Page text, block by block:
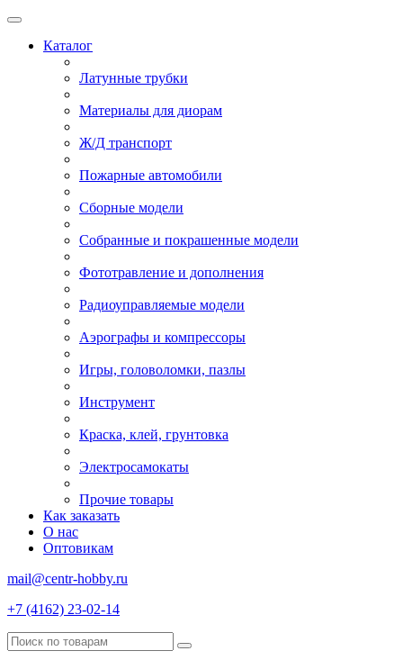
Каталог
Латунные трубки
Материалы для диорам
Ж/Д транспорт
Пожарные автомобили
Сборные модели
Собранные и покрашенные модели
Фототравление и дополнения
Радиоуправляемые модели
Аэрографы и компрессоры
Игры, головоломки, пазлы
Инструмент
Краска, клей, грунтовка
Электросамокаты
Прочие товары
Как заказать
О нас
Оптовикам
mail@centr-hobby.ru
+7 (4162) 23-02-14